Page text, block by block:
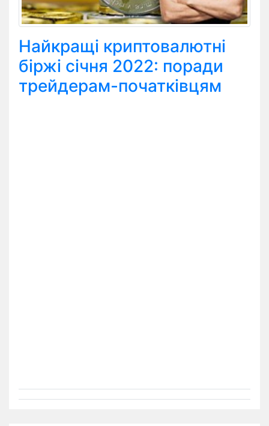
Найкращі криптовалютні
біржі січня 2022: поради
трейдерам-початківцям